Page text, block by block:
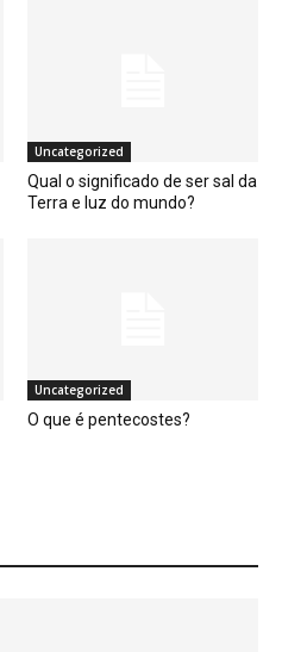
Uncategorized
Qual o significado de ser sal da
Terra e luz do mundo?
Uncategorized
O que é pentecostes?